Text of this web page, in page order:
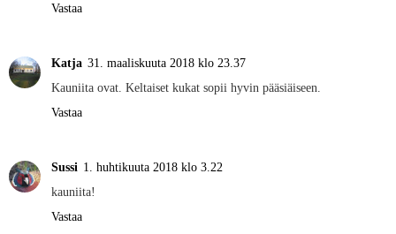
Vastaa
Katja 31. maaliskuuta 2018 klo 23.37
Kauniita ovat. Keltaiset kukat sopii hyvin pääsiäiseen.
Vastaa
Sussi 1. huhtikuuta 2018 klo 3.22
kauniita!
Vastaa